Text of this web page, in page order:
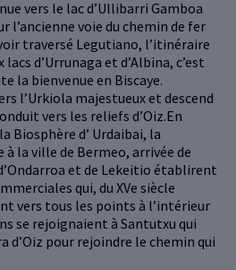
vers le lac d’Ullibarri Gamboa
l’ancienne voie du chemin de fer
traversé Legutiano, l’itinéraire
d’Urrunaga et d’Albina, c’est
la bienvenue en Biscaye.
l’Urkiola majestueux et descend
vers les reliefs d’Oiz.En
Biosphère d’ Urdaibai, la
la ville de Bermeo, arrivée de
et de Lekeitio établirent
qui, du XVe siècle
vers tous les points à l’intérieur
se rejoignaient à Santutxu qui
d’Oiz pour rejoindre le chemin qui